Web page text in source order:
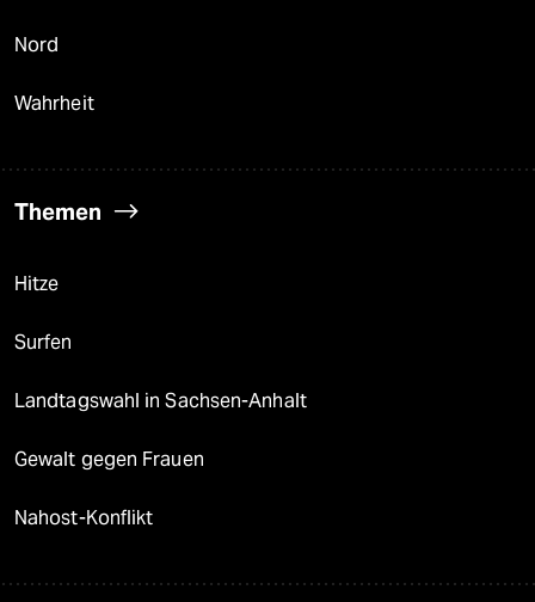
Nord
Wahrheit
Themen
Hitze
Surfen
Landtagswahl in Sachsen-Anhalt
Gewalt gegen Frauen
Nahost-Konflikt